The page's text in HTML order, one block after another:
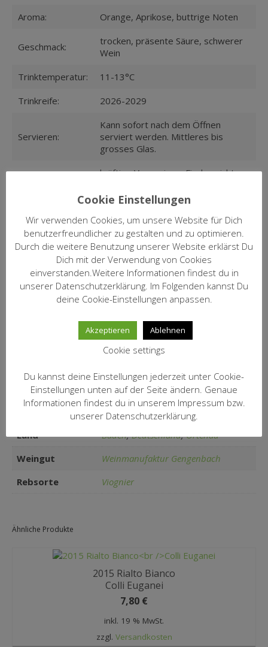
Aroma:
Orange, Aprikose, buttrige Noten
Geschmack:
trocken, präsente Säure, schwerer
Wein
Trinktemperatur:
11-13°C
Trinkreife:
2026-2029
Servieren:
Kann sofort nach dem Öffnen
serviert werden. Mittleres bis
grosses Glas.
kräftige Vorspeisen, Fischgerichte,
Analyse:
Alkohol: 12,5% vol.; Säure: 4,2 g/l;
Restzucker: 3,0 g/l
Kommentar:
Die Zeller Abtsberg Winzer sind
durch Fusion mit der
Winzergenossenschaft Gengenbach
verschmolzen, sie erzeugen jedoch
weiterhin bemerkenswerte
Selektionsweine.
1686
15,50 € / incl.19% MwSt. / Inhalt:
Zusätzliche Informationen
Land Baden,Deutschland,Ortenau
Weingut
Weinmanufaktur Gengenbach
Rebsorte
Viognier
Ähnliche Produkte
2015 Rialto Bianco
Colli Euganei
7,80 €
inkl. 19 % MwSt.
zzgl. Versandkosten
Cookie Einstellungen
Wir verwenden Cookies, um unsere Website für Dich
benutzerfreundlicher zu gestalten und zu optimieren.
Durch die weitere Benutzung unserer Website erklärst Du
Dich mit der Verwendung von Cookies
einverstanden.Weitere Informationen findest du in
unserer Datenschutzerklärung. Im Folgenden kannst Du
deine Cookie-Einstellungen anpassen.
Akzeptieren Ablehnen
Cookie settings
Du kannst deine Einstellungen jederzeit unter Cookie-
Einstellungen unten auf der Seite ändern. Genaue
Informationen findest du in unserem Impressum bzw.
unserer Datenschutzerklärung.